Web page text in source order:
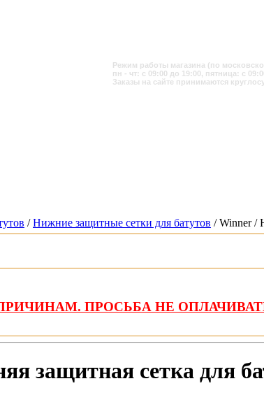
Режим работы магазина (по
пн - чт: с 09:00 до 19:00, пятница: с
Заказы на сайте принимаются
/Нижние защитные сетки для батутов / Winner /
ПРОСЬБА НЕ
защитная сетка для